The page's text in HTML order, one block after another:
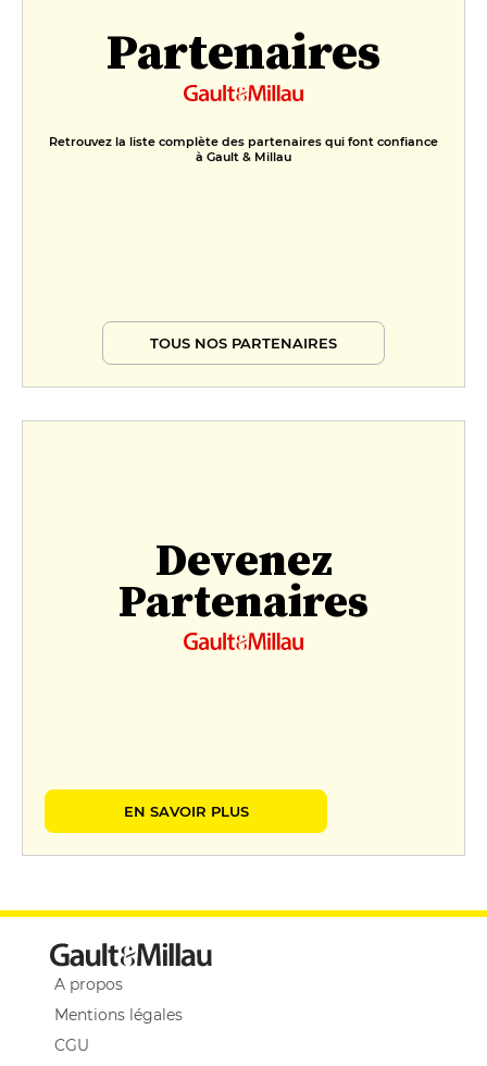
Crémeux chocolat, praliné et
crème glacée noisette, chantilly
et streusel cacao
Partenaires
Retrouvez la liste complète des partenaires qui font confiance
à Gault & Millau
TOUS NOS PARTENAIRES
Devenez
Partenaires
EN SAVOIR PLUS
A propos
Mentions légales
CGU